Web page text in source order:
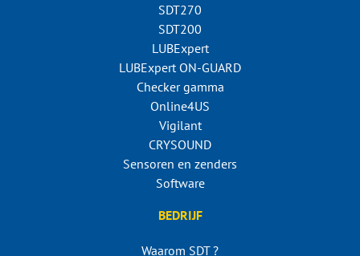
SDT270
SDT200
LUBExpert
LUBExpert ON-GUARD
Checker gamma
Online4US
Vigilant
CRYSOUND
Sensoren en zenders
Software
BEDRIJF
Waarom SDT ?